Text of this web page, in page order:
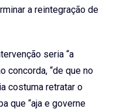
a reintegração de
seria “a
concorda, “de que no
costuma retratar o
que “aja e governe